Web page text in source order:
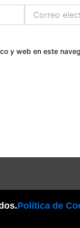
electrónico*
y web en este
Política de